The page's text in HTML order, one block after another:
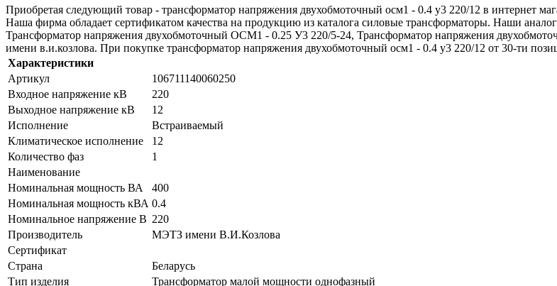
Приобретая следующий товар - трансформатор напряжения двухобмоточный осм1 - 0.4 у3 220/12 в интернет
Наша фирма обладает сертификатом качества на продукцию из каталога силовые трансформаторы. Наши
Трансформатор напряжения двухобмоточный ОСМ1 - 0.25 У3 220/5-24, Трансформатор напряжения
имени в.и.козлова. При покупке трансформатор напряжения двухобмоточный осм1 - 0.4 у3 220/12 от 30-ти
Характеристики
Артикул
106711140060250
Входное напряжение кВ
220
Выходное напряжение кВ
12
Исполнение
Встраиваемый
Климатическое исполнение
12
Количество фаз
1
Наименование
Номинальная мощность ВА
400
Номинальная мощность кВА 0.4
Номинальное напряжение В 220
Производитель
МЭТЗ имени В.И.Козлова
Сертификат
Страна
Беларусь
Тип изделия
Трансформатор малой мощности однофазный